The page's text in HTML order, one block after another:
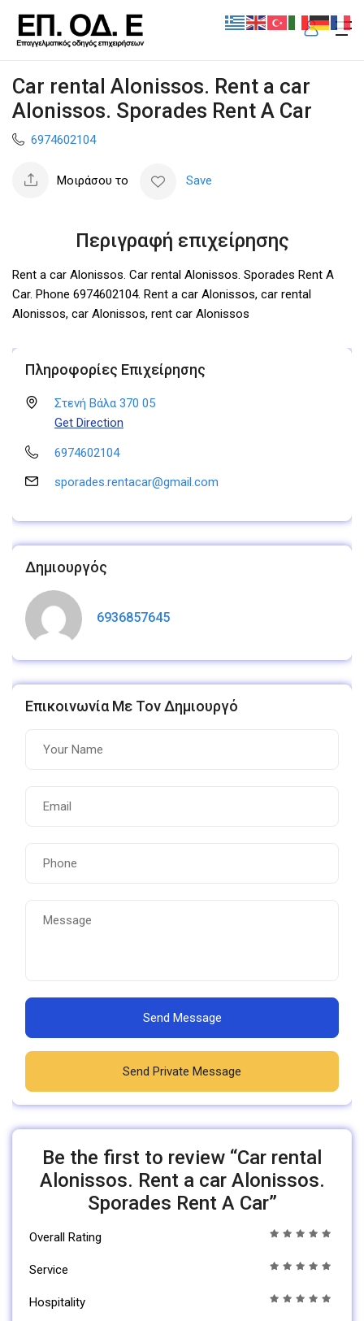
Car rental Alonissos. Rent a car
Alonissos. Sporades Rent A Car
6974602104
Μοιράσου το Save
Περιγραφή επιχείρησης
Rent a car Alonissos. Car rental Alonissos. Sporades Rent A
Car. Phone 6974602104. Rent a car Alonissos, car rental
Alonissos, car Alonissos, rent car Alonissos
Πληροφορίες Επιχείρησης
Στενή Βάλα 370 05
Get Direction
6974602104
sporades.rentacar@gmail.com
Δημιουργός
6936857645
Επικοινωνία Με Τον Δημιουργό
Send Message
Send Private Message
Be the first to review “Car rental
Alonissos. Rent a car Alonissos.
Sporades Rent A Car”
Overall Rating
Service
Hospitality